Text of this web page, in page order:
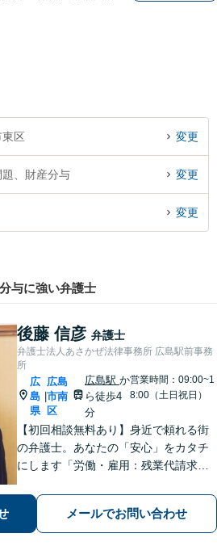
区 変更
、財産分与 変更
変更
与に強い弁護士
後藤 信彦 弁護士
弁護士法人あさかぜ法律事務所 広島駅前事務
所
広
島
県
|
広島
市南
区
広島駅か
ら徒歩4
分
営業時間：09:00~1
8:00（土日祝日）
【初回相談無料あり】身近で頼れる街
の弁護士。あなたの「安心」をカタチ
にします「労働・雇用：残業代請求、
実績が豊富」「不動産：不動産を相続
すべきか、放棄すべきか冷静に判断で
きるようサポートいたします」【広島
メールでお問い合わせ